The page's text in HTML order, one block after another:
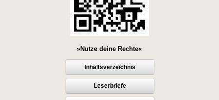
»Nutze deine Rechte«
Inhaltsverzeichnis
Leserbriefe